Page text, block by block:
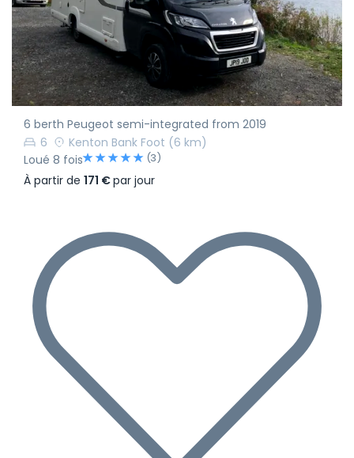
6 berth Peugeot semi-integrated from 2019
6
Kenton Bank Foot (6 km)
Loué 8 fois
(3)
À partir de 171 €par jour